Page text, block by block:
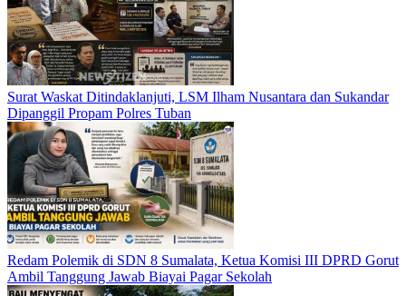
Surat Waskat Ditindaklanjuti, LSM Ilham Nusantara dan Sukandar
Dipanggil Propam Polres Tuban
Redam Polemik di SDN 8 Sumalata, Ketua Komisi III DPRD Gorut
Ambil Tanggung Jawab Biayai Pagar Sekolah